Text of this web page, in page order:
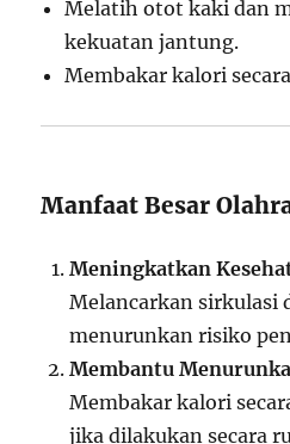
Melatih otot kaki dan
kekuatan jantung.
Membakar kalori
Manfaat Besar
Meningkatkan
Melancarkan sirkulasi
menurunkan risiko
Membantu
Membakar kalori
jika dilakukan secara